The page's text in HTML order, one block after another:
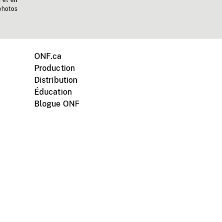
ONF.ca
Production
Distribution
Éducation
Blogue ONF